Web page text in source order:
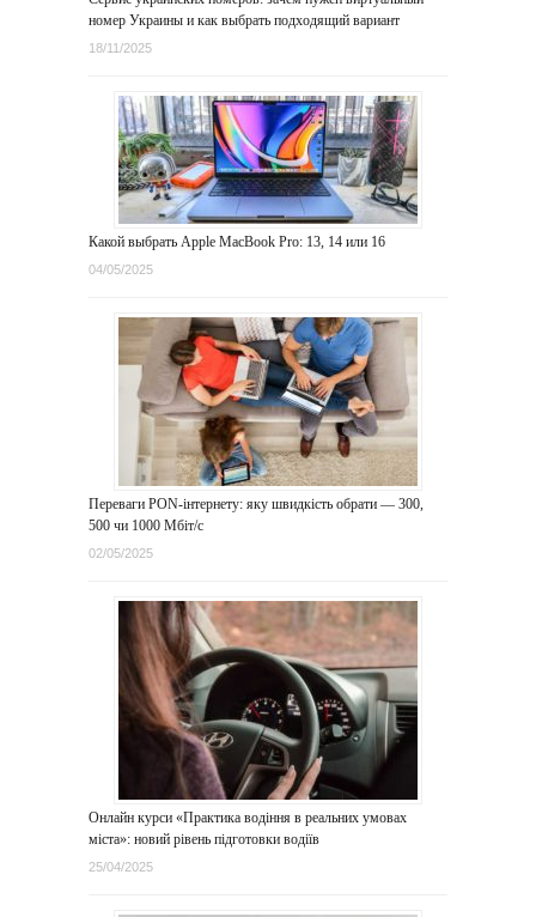
номер Украины и как выбрать подходящий вариант
18/11/2025
Какой выбрать Apple MacBook Pro: 13, 14 или 16
04/05/2025
Переваги PON-інтернету: яку швидкість обрати — 300,
500 чи 1000 Мбіт/с
02/05/2025
Онлайн курси «Практика водіння в реальних умовах
міста»: новий рівень підготовки водіїв
25/04/2025